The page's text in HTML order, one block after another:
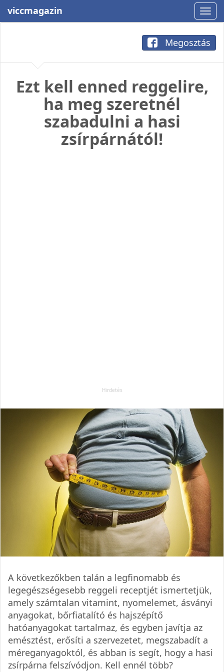
viccmagazin
Megosztás
Ezt kell enned reggelire,
ha meg szeretnél
szabadulni a hasi
zsírpárnától!
A következőkben talán a legfinomabb és
legegészségesebb reggeli receptjét ismertetjük,
amely számtalan vitamint, nyomelemet, ásványi
anyagokat, bőrfiatalító és hajszépítő
hatóanyagokat tartalmaz, és egyben javítja az
emésztést, erősíti a szervezetet, megszabadít a
méreganyagoktól, és abban is segít, hogy a hasi
zsírpárna felszívódjon. Kell ennél több?